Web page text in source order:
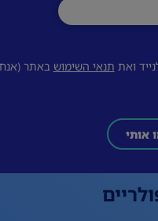
ואת תנאי השימוש באתר
אותי